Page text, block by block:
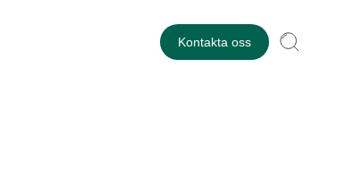
Kontakta oss